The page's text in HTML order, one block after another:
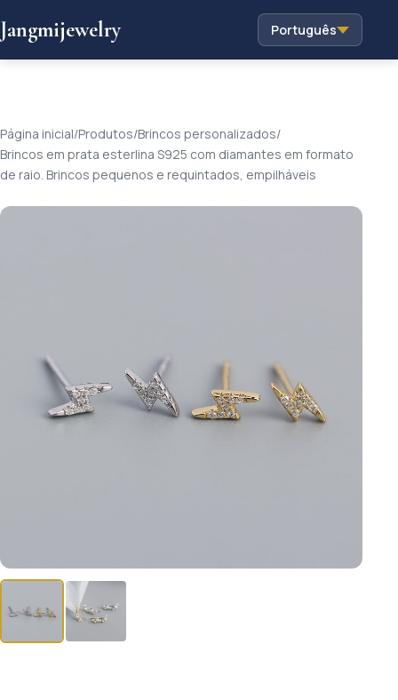
Jangmijewelry Português
Página inicial/Produtos/Brincos personalizados/
Brincos em prata esterlina S925 com diamantes em formato
de raio. Brincos pequenos e requintados, empilháveis